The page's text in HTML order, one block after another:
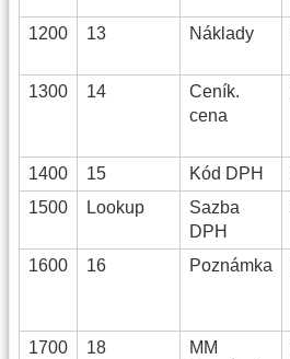
1200 13 Náklady
1300 14
Ceník.
cena
1400 15 Kód DPH
1500 Lookup
Sazba
DPH
1600 16 Poznámka
1700 18
MM